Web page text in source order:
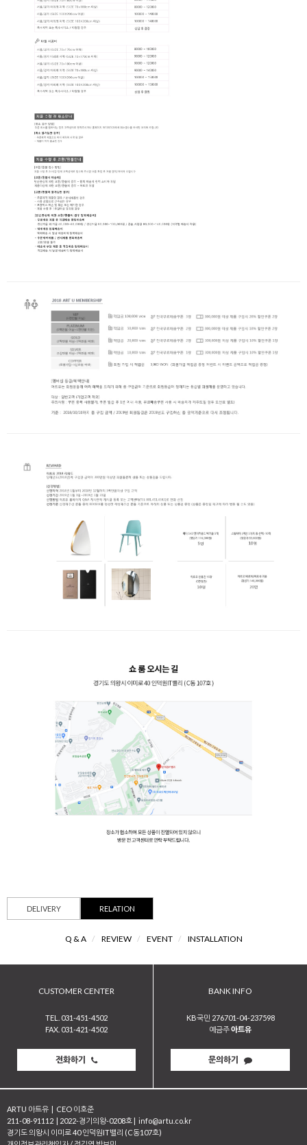
DELIVERY RELATION
Q & A / REVIEW / EVENT / INSTALLATION
CUSTOMER CENTER
TEL. 031-451-4502
FAX. 031-421-4502
전화하기
BANK INFO
KB국민 276701-04-237598
예금주아트유
문의하기
ARTU 아트유
CEO 이호준
211-08-91112
2022-경기의왕-0208호
info@artu.co.kr
경기도 의왕시 이미로 40 인덕원IT밸리 (C동107호)